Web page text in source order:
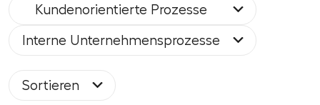
Kundenorientierte Prozesse
Interne Unternehmensprozesse
Sortieren